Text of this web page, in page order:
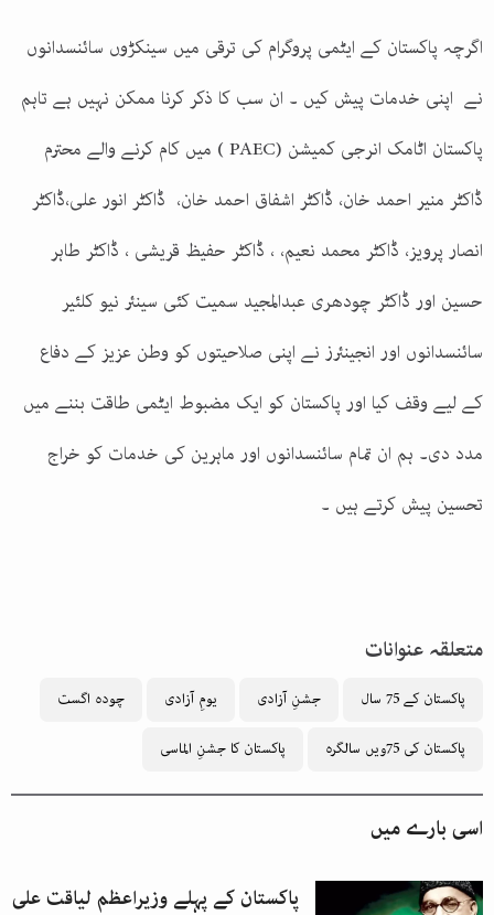
اگرچہ پاکستان کے ایٹمی پروگرام کی ترقی میں سینکڑوں سائنسدانوں
نے اپنی خدمات پیش کیں ۔ ان سب کا ذکر کرنا ممکن نہیں ہے تاہم
پاکستان اٹامک انرجی کمیشن (PAEC ) میں کام کرنے والے محترم
ڈاکٹر منیر احمد خان، ڈاکٹر اشفاق احمد خان، ڈاکٹر انور علی،ڈاکٹر
انصار پرویز، ڈاکٹر محمد نعیم، ، ڈاکٹر حفیظ قریشی ، ڈاکٹر طاہر
حسین اور ڈاکٹر چودھری عبدالمجید سمیت کئی سینئر نیو کلئیر
سائنسدانوں اور انجینئرز نے اپنی صلاحیتوں کو وطن عزیز کے دفاع
کے لیے وقف کیا اور پاکستان کو ایک مضبوط ایٹمی طاقت بننے میں
مدد دی۔ ہم ان تمام سائنسدانوں اور ماہرین کی خدمات کو خراج
تحسین پیش کرتے ہیں ۔
متعلقہ عنوانات
پاکستان کے 75 سال جشنِ آزادی یومِ آزادی چودہ اگست
پاکستان کی 75ویں سالگرہ پاکستان کا جشنِ الماسی
اسی بارے میں
پاکستان کے پہلے وزیراعظم لیاقت علی